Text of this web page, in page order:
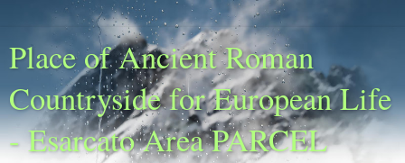
Place of Ancient Roman
Countryside for European Life
- Esarcato Area PARCEL